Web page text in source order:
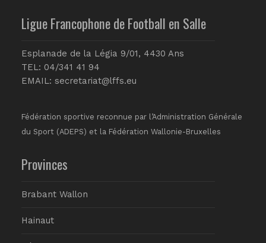
Ligue Francophone de Football en Salle
Esplanade de la Légia 9/01, 4430 Ans
TEL: 04/341 41 94
EMAIL: secretariat@lffs.eu
Fédération sportive reconnue par l’Administration Générale
du Sport (ADEPS) et la Fédération Wallonie-Bruxelles
Provinces
Brabant Wallon
Hainaut